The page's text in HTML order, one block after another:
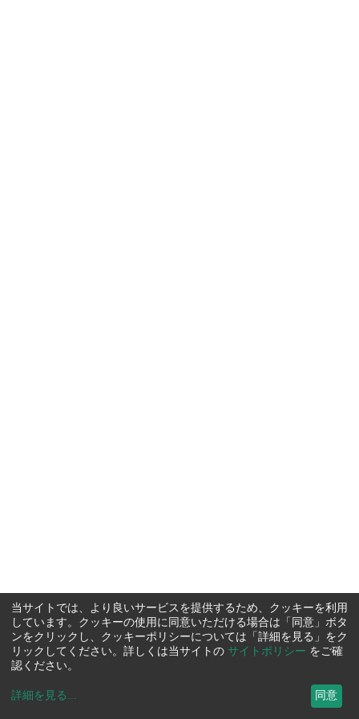
当サイトでは、より良いサービスを提供するため、クッキーを利用
しています。クッキーの使用に同意いただける場合は「同意」ボタ
ンをクリックし、クッキーポリシーについては「詳細を見る」をク
リックしてください。詳しくは当サイトの サイトポリシー をご確
認ください。
詳細を見る ... 同意